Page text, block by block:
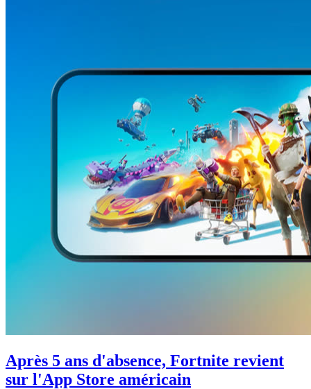
Après 5 ans d'absence, Fortnite revient
sur l'App Store américain